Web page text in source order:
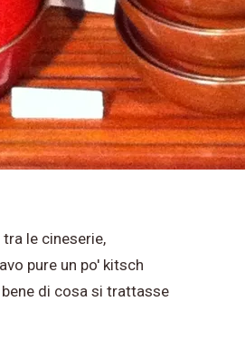
le cineserie,
pure un po' kitsch
di cosa si trattasse